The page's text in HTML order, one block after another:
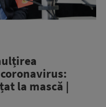
la mască |